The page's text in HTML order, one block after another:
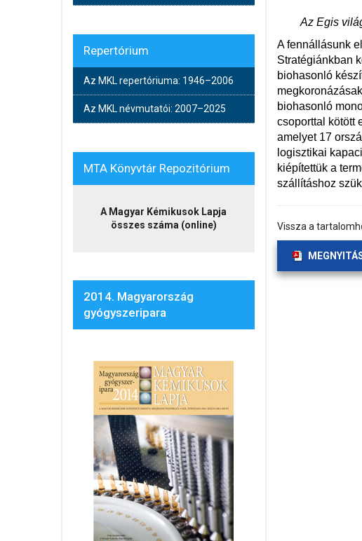
Az Egis
A fennállásunk
Stratégiánkban
biohasonló
biohasonló
csoporttal kötött
amelyet 17
logisztikai
kiépítettük a
szállításhoz
Vissza a
Repertórium
Az MKL repertóriuma: 1946–2006
Az MKL névmutatói: 2007–2025
MTA Könyvtár Repozitórium
A Magyar Kémikusok Lapja
összes száma (online)
2014. Magyarország
gyógyszeripara